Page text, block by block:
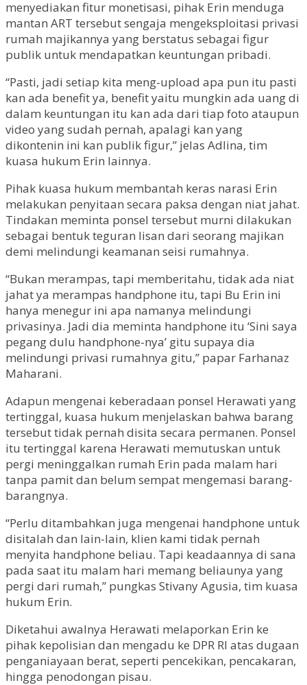
menyediakan fitur monetisasi, pihak Erin menduga
mantan ART tersebut sengaja mengeksploitasi privasi
rumah majikannya yang berstatus sebagai figur
publik untuk mendapatkan keuntungan pribadi.
“Pasti, jadi setiap kita meng-upload apa pun itu pasti
kan ada benefit ya, benefit yaitu mungkin ada uang di
dalam keuntungan itu kan ada dari tiap foto ataupun
video yang sudah pernah, apalagi kan yang
dikontenin ini kan publik figur,” jelas Adlina, tim
kuasa hukum Erin lainnya.
Pihak kuasa hukum membantah keras narasi Erin
melakukan penyitaan secara paksa dengan niat jahat.
Tindakan meminta ponsel tersebut murni dilakukan
sebagai bentuk teguran lisan dari seorang majikan
demi melindungi keamanan seisi rumahnya.
“Bukan merampas, tapi memberitahu, tidak ada niat
jahat ya merampas handphone itu, tapi Bu Erin ini
hanya menegur ini apa namanya melindungi
privasinya. Jadi dia meminta handphone itu ‘Sini saya
pegang dulu handphone-nya’ gitu supaya dia
melindungi privasi rumahnya gitu,” papar Farhanaz
Maharani.
Adapun mengenai keberadaan ponsel Herawati yang
tertinggal, kuasa hukum menjelaskan bahwa barang
tersebut tidak pernah disita secara permanen. Ponsel
itu tertinggal karena Herawati memutuskan untuk
pergi meninggalkan rumah Erin pada malam hari
tanpa pamit dan belum sempat mengemasi barang-
barangnya.
“Perlu ditambahkan juga mengenai handphone untuk
disitalah dan lain-lain, klien kami tidak pernah
menyita handphone beliau. Tapi keadaannya di sana
pada saat itu malam hari memang beliaunya yang
pergi dari rumah,” pungkas Stivany Agusia, tim kuasa
hukum Erin.
Diketahui awalnya Herawati melaporkan Erin ke
pihak kepolisian dan mengadu ke DPR RI atas dugaan
penganiayaan berat, seperti pencekikan, pencakaran,
hingga penodongan pisau.